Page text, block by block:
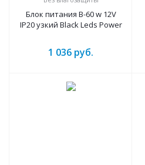
Блок питания B-60 w 12V
IP20 узкий Black Leds Power
1 036 руб.